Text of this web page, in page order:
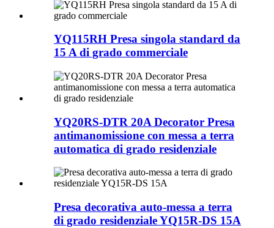
YQ115RH Presa singola standard da
15 A di grado commerciale
YQ20RS-DTR 20A Decorator Presa
antimanomissione con messa a terra
automatica di grado residenziale
Presa decorativa auto-messa a terra
di grado residenziale YQ15R-DS 15A